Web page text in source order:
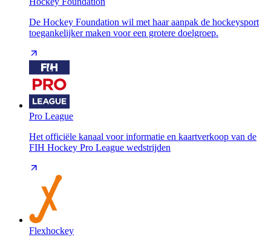
De Hockey Foundation wil met haar aanpak de hockeysport
toegankelijker maken voor een grotere doelgroep.
Pro League
Het officiële kanaal voor informatie en kaartverkoop van de
FIH Hockey Pro League wedstrijden
Flexhockey